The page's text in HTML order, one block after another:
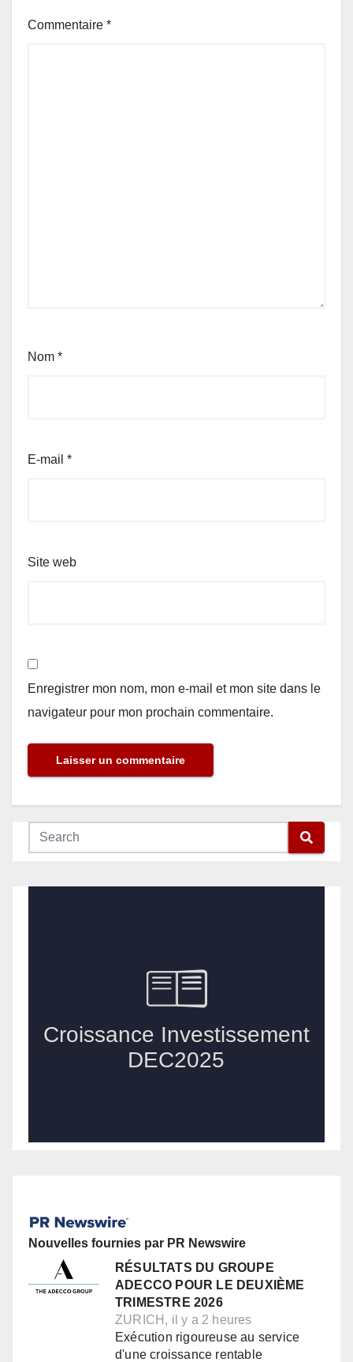
Commentaire *
Nom *
E-mail *
Site web
Enregistrer mon nom, mon e-mail et mon site dans le
navigateur pour mon prochain commentaire.
Nouvelles fournies par PR Newswire
RÉSULTATS DU GROUPE
ADECCO POUR LE DEUXIÈME
TRIMESTRE 2026
ZURICH, il y a 2 heures
Exécution rigoureuse au service
d'une croissance rentable